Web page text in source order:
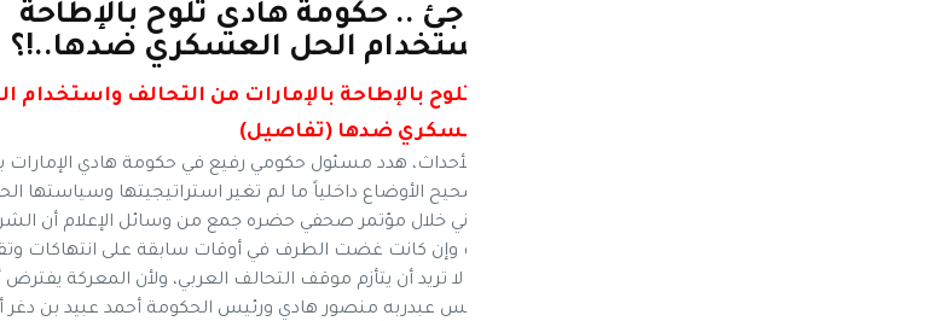
بالتفاصيل.. في تطور مفاجئ .. حكومة هادي تلوح بالإطاحة
بالإمارات من التحالف واستخدام الحل العسكري ضدها..!؟
في تطور مفاجئ .. حكومة هادي تلوح بالإطاحة بالإمارات من التحالف واستخدام
العسكري ضدها (تفاصيل)
نيوز ماكس ون: في تطور لافت للمواقف والأحداث، هدد مسئول حكومي رفيع في حكومة هادي الإمارات
الحل العسكري كوسيلة لتعديل المسار وتصحيح الأوضاع داخلياً ما لم تغير استراتيجيتها وسياستها
وقال وزير النقل بحكومة بن دغر صالح الجبواني خلال مؤتمر صحفي حضره جمع من وسائل الإعلام أن
يعد بإمكانها السكوت عن سياسات الإمارات وإن كانت غضت الطرف في أوقات سابقة على انتهاكات
أدواتها من قوات النخبة والحزام، فذلك لأنها لا تريد أن يتأزم موقف التحالف العربي، ولأن المعركة
مع جماعة الحوثي فقط. وتابع: نأمل من الرئيس عبدربه منصور هادي ورئيس الحكومة أحمد عبيد بن دغر